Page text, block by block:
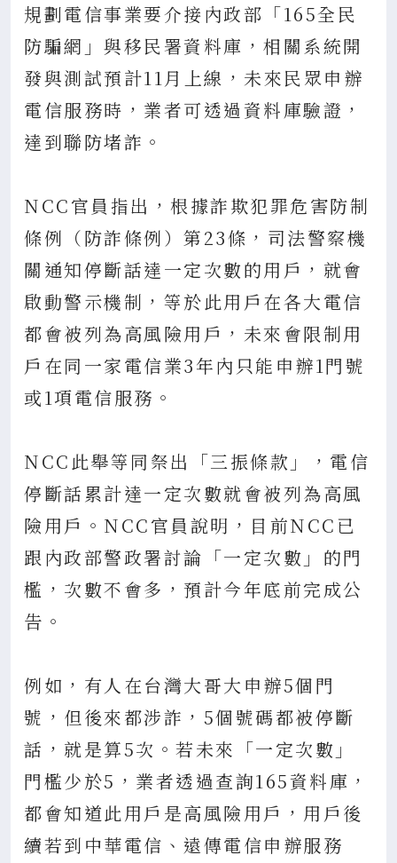
規劃電信事業要介接內政部「165全民
防騙網」與移民署資料庫，相關系統開
發與測試預計11月上線，未來民眾申辦
電信服務時，業者可透過資料庫驗證，
達到聯防堵詐。
NCC官員指出，根據詐欺犯罪危害防制
條例（防詐條例）第23條，司法警察機
關通知停斷話達一定次數的用戶，就會
啟動警示機制，等於此用戶在各大電信
都會被列為高風險用戶，未來會限制用
戶在同一家電信業3年內只能申辦1門號
或1項電信服務。
NCC此舉等同祭出「三振條款」，電信
停斷話累計達一定次數就會被列為高風
險用戶。NCC官員說明，目前NCC已
跟內政部警政署討論「一定次數」的門
檻，次數不會多，預計今年底前完成公
告。
例如，有人在台灣大哥大申辦5個門
號，但後來都涉詐，5個號碼都被停斷
話，就是算5次。若未來「一定次數」
門檻少於5，業者透過查詢165資料庫，
都會知道此用戶是高風險用戶，用戶後
續若到中華電信、遠傳電信申辦服務